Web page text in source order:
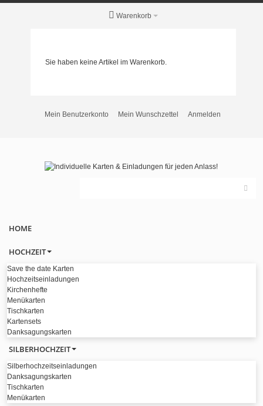
Warenkorb
Sie haben keine Artikel im Warenkorb.
Mein Benutzerkonto Mein Wunschzettel Anmelden
HOME
HOCHZEIT
Save the date Karten
Hochzeitseinladungen
Kirchenhefte
Menükarten
Tischkarten
Kartensets
Danksagungskarten
SILBERHOCHZEIT
Silberhochzeitseinladungen
Danksagungskarten
Tischkarten
Menükarten